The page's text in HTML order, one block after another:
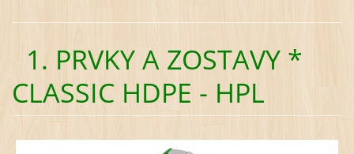
1. PRVKY A ZOSTAVY *
CLASSIC HDPE - HPL